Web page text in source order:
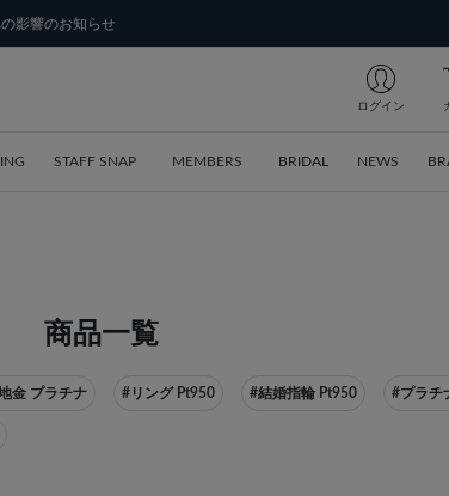
影響のお知らせ
ログイン
STAFF SNAP MEMBERS BRIDAL NEWS
商品一覧
金 プラチナ #リング Pt950 #結婚指輪 Pt950 #プラチ